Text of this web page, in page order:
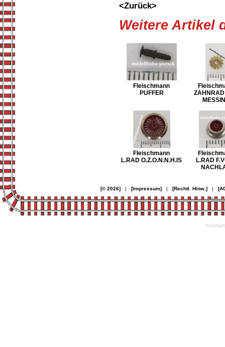
<Zurück>
Weitere Artikel
Fleischmann
PUFFER
Fleischmann
L.RAD O.Z.O.N.N.H.IS
L.RAD
[© 2026]| [Impressum]| [Rechtl. Hinw.]|
©